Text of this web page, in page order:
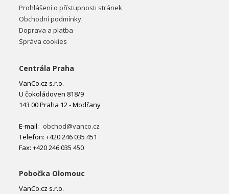
Prohlášení o přístupnosti stránek
Obchodní podmínky
Doprava a platba
Správa cookies
Centrála Praha
VanCo.cz s.r.o.
U čokoládoven 818/9
143 00 Praha 12 - Modřany
E-mail: obchod@vanco.cz
Telefon: +420 246 035 451
Fax: +420 246 035 450
Pobočka Olomouc
VanCo.cz s.r.o.